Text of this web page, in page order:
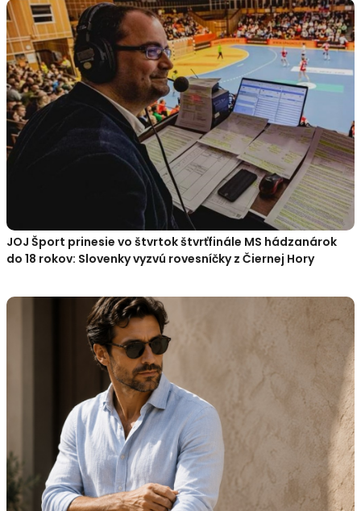
JOJ Šport prinesie vo štvrtok štvrťfinále MS hádzanárok
do 18 rokov: Slovenky vyzvú rovesníčky z Čiernej Hory